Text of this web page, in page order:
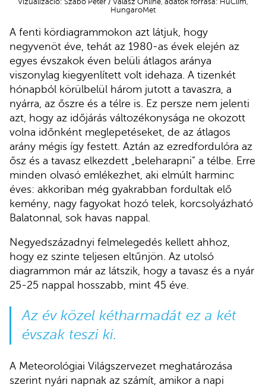
Vizualizáció: Szabó Péter / Válasz Online, adatok forrása: HuClim,
HungaroMet
A fenti kördiagrammokon azt látjuk, hogy
negyvenöt éve, tehát az 1980-as évek elején az
egyes évszakok éven belüli átlagos aránya
viszonylag kiegyenlített volt idehaza. A tizenkét
hónapból körülbelül három jutott a tavaszra, a
nyárra, az őszre és a télre is. Ez persze nem jelenti
azt, hogy az időjárás változékonysága ne okozott
volna időnként meglepetéseket, de az átlagos
arány mégis így festett. Aztán az ezredfordulóra az
ősz és a tavasz elkezdett „beleharapni” a télbe. Erre
minden olvasó emlékezhet, aki elmúlt harminc
éves: akkoriban még gyakrabban fordultak elő
kemény, nagy fagyokat hozó telek, korcsolyázható
Balatonnal, sok havas nappal.
Negyedszázadnyi felmelegedés kellett ahhoz,
hogy ez szinte teljesen eltűnjön. Az utolsó
diagrammon már az látszik, hogy a tavasz és a nyár
25-25 nappal hosszabb, mint 45 éve.
Az év közel kétharmadát ez a két
évszak teszi ki.
A Meteorológiai Világszervezet meghatározása
szerint nyári napnak az számít, amikor a napi